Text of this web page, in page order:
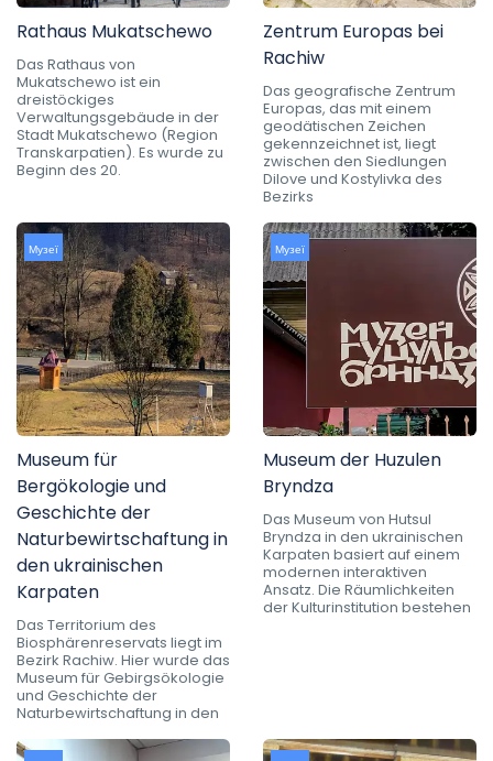
Rathaus Mukatschewo
Das Rathaus von
Mukatschewo ist ein
dreistöckiges
Verwaltungsgebäude in der
Stadt Mukatschewo (Region
Transkarpatien). Es wurde zu
Beginn des 20.
Zentrum Europas bei
Rachiw
Das geografische Zentrum
Europas, das mit einem
geodätischen Zeichen
gekennzeichnet ist, liegt
zwischen den Siedlungen
Dilove und Kostylivka des
Bezirks
Музеї
Museum für
Bergökologie und
Geschichte der
Naturbewirtschaftung in
den ukrainischen
Karpaten
Das Territorium des
Biosphärenreservats liegt im
Bezirk Rachiw. Hier wurde das
Museum für Gebirgsökologie
und Geschichte der
Naturbewirtschaftung in den
Музеї
Museum der Huzulen
Bryndza
Das Museum von Hutsul
Bryndza in den ukrainischen
Karpaten basiert auf einem
modernen interaktiven
Ansatz. Die Räumlichkeiten
der Kulturinstitution bestehen